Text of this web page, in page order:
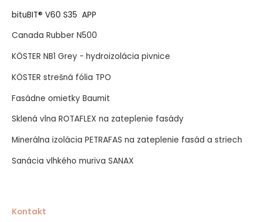
bituBIT® V60 S35 APP
Canada Rubber N500
KÖSTER NB1 Grey - hydroizolácia pivnice
KÖSTER strešná fólia TPO
Fasádne omietky Baumit
Sklená vlna ROTAFLEX na zateplenie fasády
Minerálna izolácia PETRAFAS na zateplenie fasád a striech
Sanácia vlhkého muriva SANAX
Kontakt